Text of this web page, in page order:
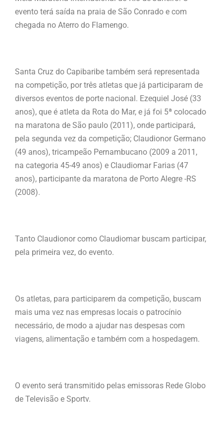
evento terá saída na praia de São Conrado e com
chegada no Aterro do Flamengo.
Santa Cruz do Capibaribe também será representada
na competição, por três atletas que já participaram de
diversos eventos de porte nacional. Ezequiel José (33
anos), que é atleta da Rota do Mar, e já foi 5ª colocado
na maratona de São paulo (2011), onde participará,
pela segunda vez da competição; Claudionor Germano
(49 anos), tricampeão Pernambucano (2009 a 2011,
na categoria 45-49 anos) e Claudiomar Farias (47
anos), participante da maratona de Porto Alegre -RS
(2008).
Tanto Claudionor como Claudiomar buscam participar,
pela primeira vez, do evento.
Os atletas, para participarem da competição, buscam
mais uma vez nas empresas locais o patrocínio
necessário, de modo a ajudar nas despesas com
viagens, alimentação e também com a hospedagem.
O evento será transmitido pelas emissoras Rede Globo
de Televisão e Sportv.